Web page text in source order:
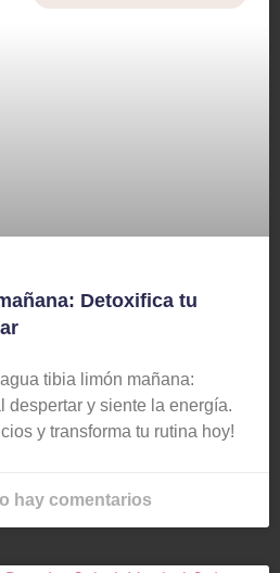
Detoxifica tu
tibia limón mañana:
despertar y siente la energía.
y transforma tu rutina hoy!
hay comentarios